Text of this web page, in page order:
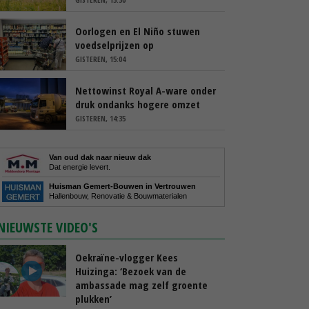
Oorlogen en El Niño stuwen
voedselprijzen op
GISTEREN, 15:04
Nettowinst Royal A-ware onder
druk ondanks hogere omzet
GISTEREN, 14:35
Van oud dak naar nieuw dak
Dat energie levert.
Huisman Gemert-Bouwen in Vertrouwen
Hallenbouw, Renovatie & Bouwmaterialen
VIDEO'S
Oekraïne-vlogger Kees
Huizinga: ‘Bezoek van de
ambassade mag zelf groente
plukken’